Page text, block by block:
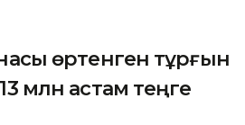
өртенген тұрғын
млн астам теңге